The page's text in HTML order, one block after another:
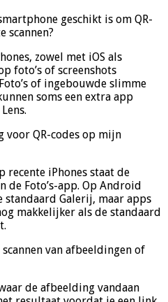
geschikt is om QR-
scannen?
zowel met iOS als
foto’s of screenshots
of ingebouwde slimme
soms een extra app
voor QR-codes op mijn
recente iPhones staat de
de Foto’s-app. Op Android
standaard Galerij, maar apps
makkelijker als de standaard
van afbeeldingen of
de afbeelding vandaan